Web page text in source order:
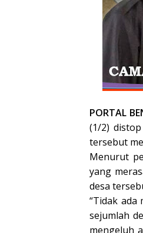
PORTAL
(1/2)
tersebut
Menurut
yang
desa
“Tidak
sejumlah
mengeluh